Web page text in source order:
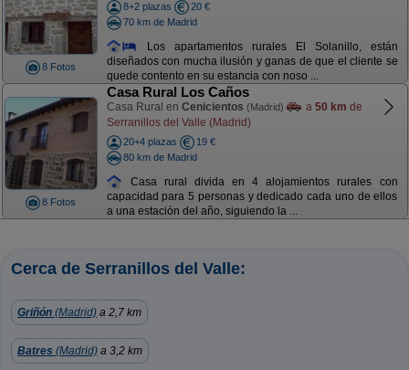
8 Fotos
8+2 plazas
20 €
70 km de Madrid
Los apartamentos rurales El Solanillo, están
diseñados con mucha ilusión y ganas de que el cliente se
quede contento en su estancia con noso ...
8 Fotos
Casa Rural Los Caños
Casa Rural en Cenicientos (Madrid) a 50 km de
Serranillos del Valle (Madrid)
20+4 plazas
19 €
80 km de Madrid
Casa rural divida en 4 alojamientos rurales con
capacidad para 5 personas y dedicado cada uno de ellos
a una estación del año, siguiendo la ...
Cerca de Serranillos del Valle:
Griñón (Madrid) a 2,7 km
Batres (Madrid) a 3,2 km